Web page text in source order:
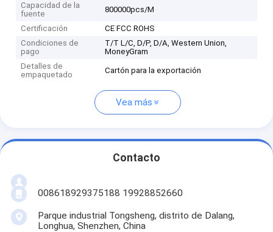
Capacidad de la
fuente
800000pcs/M
Certificación
CE FCC ROHS
Condiciones de
pago
T/T L/C, D/P, D/A, Western Union,
MoneyGram
Detalles de
empaquetado
Cartón para la exportación
Vea más
Contacto
008618929375188 19928852660
Parque industrial Tongsheng, distrito de Dalang,
Longhua, Shenzhen, China